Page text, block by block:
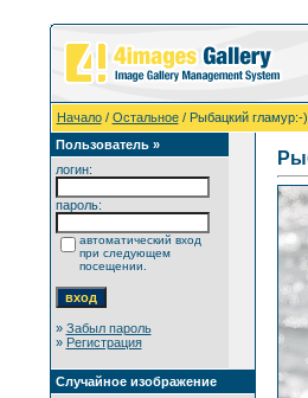
Начало/ Остальное/ Рыбацкий гламур:-
Пользователь »
логин:
пароль:
автоматический вход
при следующем
посещении.
» Забыл пароль
» Регистрация
Случайное изображение